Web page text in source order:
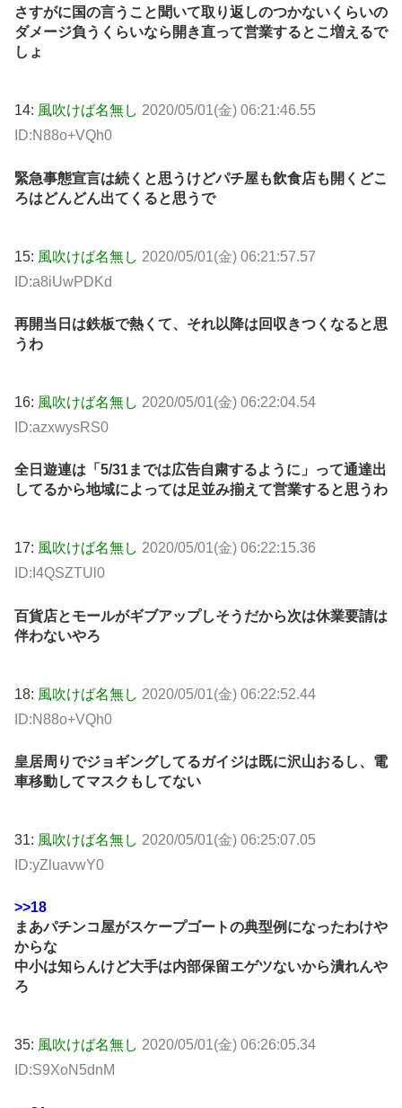
さすがに国の言うこと聞いて取り返しのつかないくらいの
ダメージ負うくらいなら開き直って営業するとこ増えるで
しょ
14: 風吹けば名無し 2020/05/01(金) 06:21:46.55
ID:N88o+VQh0
緊急事態宣言は続くと思うけどパチ屋も飲食店も開くどこ
ろはどんどん出てくると思うで
15: 風吹けば名無し 2020/05/01(金) 06:21:57.57
ID:a8iUwPDKd
再開当日は鉄板で熱くて、それ以降は回収きつくなると思
うわ
16: 風吹けば名無し 2020/05/01(金) 06:22:04.54
ID:azxwysRS0
全日遊連は「5/31までは広告自粛するように」って通達出
してるから地域によっては足並み揃えて営業すると思うわ
17: 風吹けば名無し 2020/05/01(金) 06:22:15.36
ID:I4QSZTUl0
百貨店とモールがギブアップしそうだから次は休業要請は
伴わないやろ
18: 風吹けば名無し 2020/05/01(金) 06:22:52.44
ID:N88o+VQh0
皇居周りでジョギングしてるガイジは既に沢山おるし、電
車移動してマスクもしてない
31: 風吹けば名無し 2020/05/01(金) 06:25:07.05
ID:yZluavwY0
>>18
まあパチンコ屋がスケープゴートの典型例になったわけや
からな
中小は知らんけど大手は内部保留エゲツないから潰れんや
ろ
35: 風吹けば名無し 2020/05/01(金) 06:26:05.34
ID:S9XoN5dnM